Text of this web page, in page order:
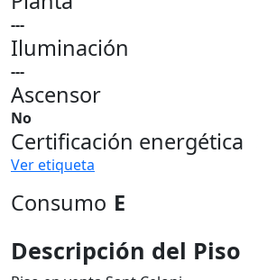
---
Iluminación
---
Ascensor
No
Certificación energética
Ver etiqueta
Consumo E
Descripción del Piso